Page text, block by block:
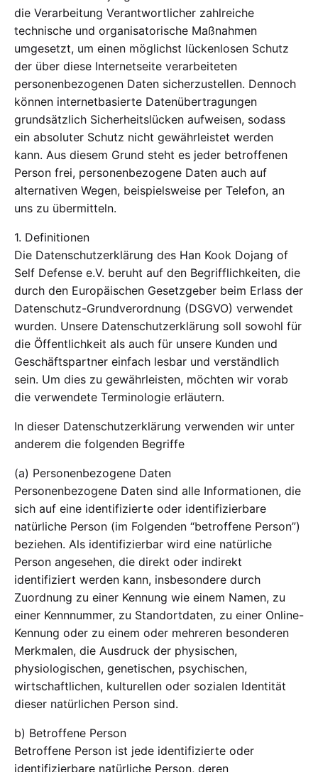
die Verarbeitung Verantwortlicher zahlreiche
technische und organisatorische Maßnahmen
umgesetzt, um einen möglichst lückenlosen Schutz
der über diese Internetseite verarbeiteten
personenbezogenen Daten sicherzustellen. Dennoch
können internetbasierte Datenübertragungen
grundsätzlich Sicherheitslücken aufweisen, sodass
ein absoluter Schutz nicht gewährleistet werden
kann. Aus diesem Grund steht es jeder betroffenen
Person frei, personenbezogene Daten auch auf
alternativen Wegen, beispielsweise per Telefon, an
uns zu übermitteln.
1. Definitionen
Die Datenschutzerklärung des Han Kook Dojang of
Self Defense e.V. beruht auf den Begrifflichkeiten, die
durch den Europäischen Gesetzgeber beim Erlass der
Datenschutz-Grundverordnung (DSGVO) verwendet
wurden. Unsere Datenschutzerklärung soll sowohl für
die Öffentlichkeit als auch für unsere Kunden und
Geschäftspartner einfach lesbar und verständlich
sein. Um dies zu gewährleisten, möchten wir vorab
die verwendete Terminologie erläutern.
In dieser Datenschutzerklärung verwenden wir unter
anderem die folgenden Begriffe
(a) Personenbezogene Daten
Personenbezogene Daten sind alle Informationen, die
sich auf eine identifizierte oder identifizierbare
natürliche Person (im Folgenden “betroffene Person”)
beziehen. Als identifizierbar wird eine natürliche
Person angesehen, die direkt oder indirekt
identifiziert werden kann, insbesondere durch
Zuordnung zu einer Kennung wie einem Namen, zu
einer Kennnummer, zu Standortdaten, zu einer Online-
Kennung oder zu einem oder mehreren besonderen
Merkmalen, die Ausdruck der physischen,
physiologischen, genetischen, psychischen,
wirtschaftlichen, kulturellen oder sozialen Identität
dieser natürlichen Person sind.
b) Betroffene Person
Betroffene Person ist jede identifizierte oder
identifizierbare natürliche Person, deren